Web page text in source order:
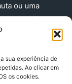
sua experiência de
Ao clicar em
os cookies.
ou uma
agora!